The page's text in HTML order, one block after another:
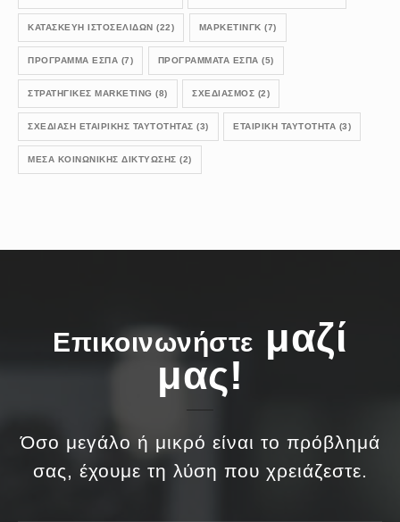
ΚΑΤΑΣΚΕΥΗ ΙΣΤΟΣΕΛΙΔΩΝ (22) ΜΑΡΚΕΤΙΝΓΚ (7)
ΠΡΟΓΡΑΜΜΑ ΕΣΠΑ (7) ΠΡΟΓΡΑΜΜΑΤΑ ΕΣΠΑ (5)
ΣΤΡΑΤΗΓΙΚΕΣ MARKETING (8) ΣΧΕΔΙΑΣΜΟΣ (2)
ΣΧΕΔΊΑΣΗ ΕΤΑΙΡΙΚΉΣ ΤΑΥΤΌΤΗΤΑΣ (3) ΕΤΑΙΡΙΚΉ ΤΑΥΤΌΤΗΤΑ (3)
ΜΈΣΑ ΚΟΙΝΩΝΙΚΉΣ ΔΙΚΤΎΩΣΗΣ (2)
Επικοινωνήστε μαζί
μας!
Όσο μεγάλο ή μικρό είναι το πρόβλημά
σας, έχουμε τη λύση που χρειάζεστε.